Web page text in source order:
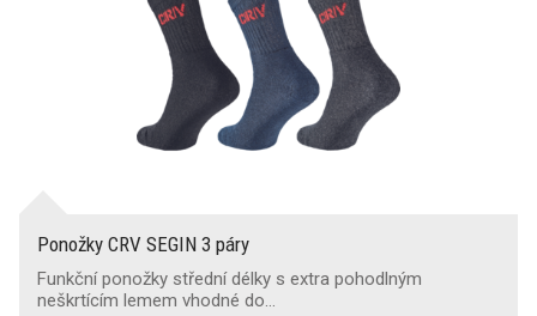
Ponožky CRV SEGIN 3 páry
Funkční ponožky střední délky s extra pohodlným
neškrtícím lemem vhodné do…